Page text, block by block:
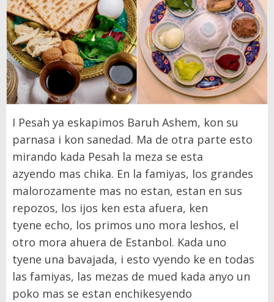
I Pesah ya eskapimos Baruh Ashem, kon su
parnasa i kon sanedad. Ma de otra parte esto
mirando kada Pesah la meza se esta
azyendo mas chika. En la famiyas, los grandes
malorozamente mas no estan, estan en sus
repozos, los ijos ken esta afuera, ken
tyene echo, los primos uno mora leshos, el
otro mora ahuera de Estanbol. Kada uno
tyene una bavajada, i esto vyendo ke en todas
las famiyas, las mezas de mued kada anyo un
poko mas se estan enchikesyendo